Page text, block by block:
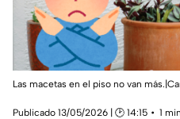
Las macetas en el piso no van
Publicado 13/05/2026 | 🕑 14:15
1